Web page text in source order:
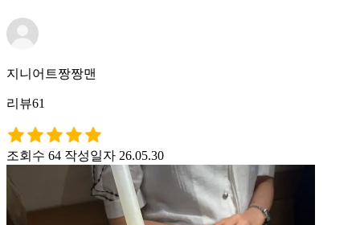
지니어트짱짱맨
리뷰61
조회수 64 작성일자 26.05.30